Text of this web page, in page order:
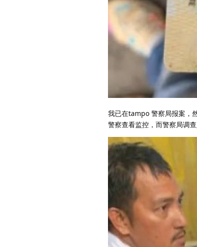
我已在tampo 警察局报案，
警察查看监控，而警察局调